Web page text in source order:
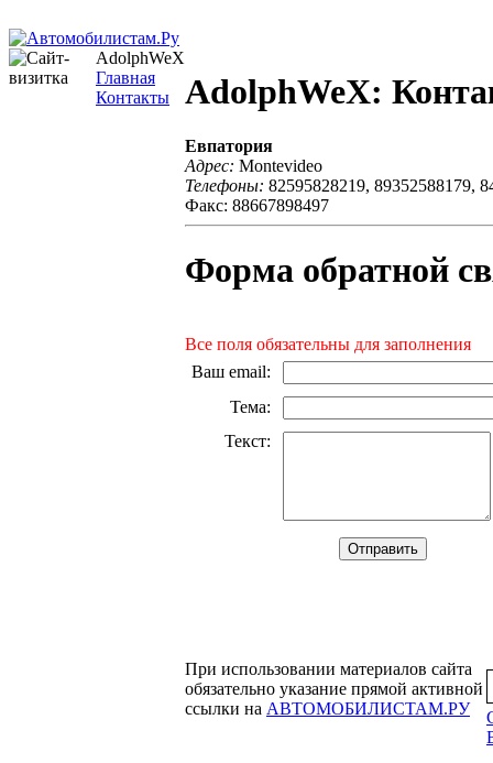
AdolphWeX
Главная
Контакты
AdolphWeX:
Евпатория
Адрес: Montevideo
Телефоны: 82595828219, 89352588179,
Факс: 88667898497
Форма обратной
Все поля обязательны для заполнения
Ваш email:
Тема:
Текст:
При использовании материалов сайта
обязательно указание прямой активной
ссылки на АВТОМОБИЛИСТАМ.РУ